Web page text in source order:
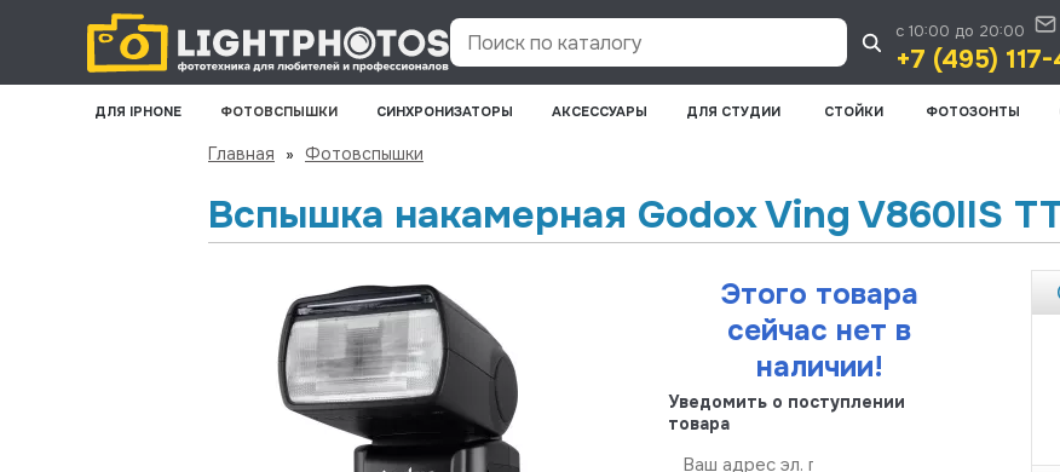
Поиск по каталогу
с 10:00 до 20:00
+7 (495)
ДЛЯ IPHONE ФОТОВСПЫШКИ СИНХРОНИЗАТОРЫ АКСЕССУАРЫ ДЛЯ СТУДИИ СТОЙКИ ФОТОЗОНТЫ
Главная » Фотовспышки
Вспышка накамерная Godox Ving V860IIS
Этого товара
сейчас нет в
наличии!
Уведомить о поступлении
товара